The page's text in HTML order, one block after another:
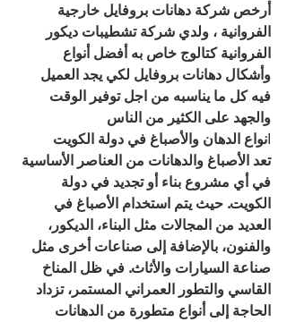
أرخص شركة دهانات بروفايل خارجية
الفروانية ، ولدي شركة تشطيبات ديكور
الفروانية كتالوج خاص به أفضل أنواع
وأشكال دهانات بروفايل لكي يجد العميل
فيه كل ما يناسبه من اجل توفير الوقت
والجهد على الكثير من الناس
انواع الدهان والأصباغ في دولة الكويت
تعد الأصباغ والدهانات من العناصر الأساسية
في أي مشروع بناء أو تجديد في دولة
الكويت. حيث يتم استخدام الأصباغ في
العديد من المجالات مثل البناء، الديكور،
والفنون، بالإضافة إلى صناعات أخرى مثل
صناعة السيارات والأثاث. في ظل المناخ
القاسي والتطور العمراني المستمر، تزداد
الحاجة إلى أنواع متطورة من الدهانات